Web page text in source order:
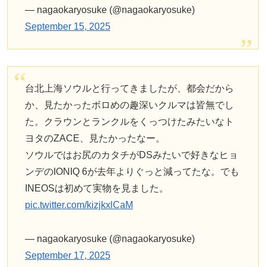
— nagaokaryosuke (@nagaokaryosuke)
September 15, 2025
台北上海ソウルと行ってきましたが、都会だから
か、見たかったボロめの趣深いクルマは皆無でし
た。クラウンとランクルをくっつけたみたいなト
ヨタのZACE、見たかったなー。
ソウルではお尻のカタチがDSみたいで好きなヒョ
ンデのIONIQ 6が去年よりぐっと減ってたな。でも
INEOSは初めて実物を見ました。
pic.twitter.com/kizjkxlCaM
— nagaokaryosuke (@nagaokaryosuke)
September 17, 2025